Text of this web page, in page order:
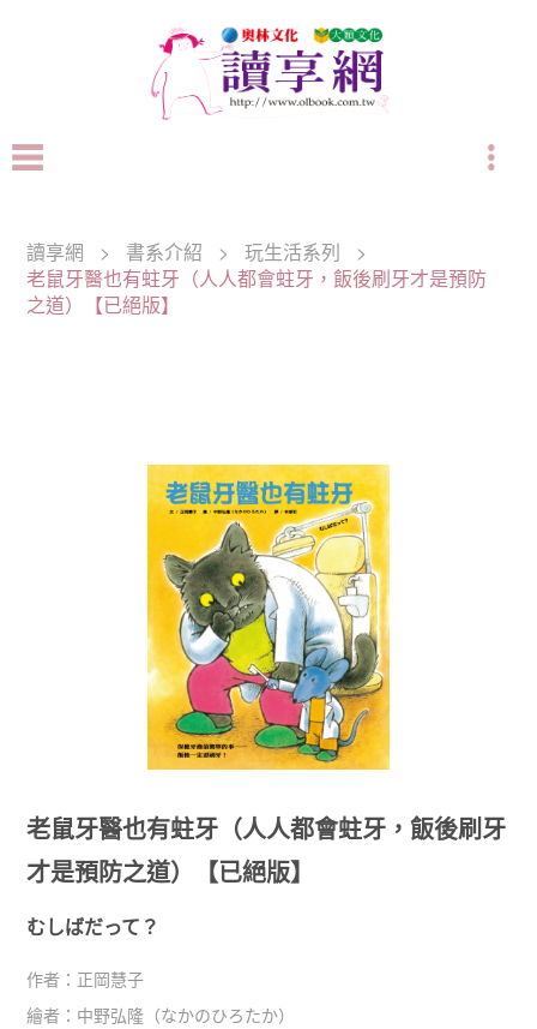
讀享網 > 書系介紹 > 玩生活系列
>
老鼠牙醫也有蛀牙（人人都會蛀牙，飯後刷牙才是預防
之道）【已絕版】
老鼠牙醫也有蛀牙（人人都會蛀牙，飯後刷牙
才是預防之道）【已絕版】
むしばだって？
作者： 正岡慧子
繪者： 中野弘隆（なかのひろたか）